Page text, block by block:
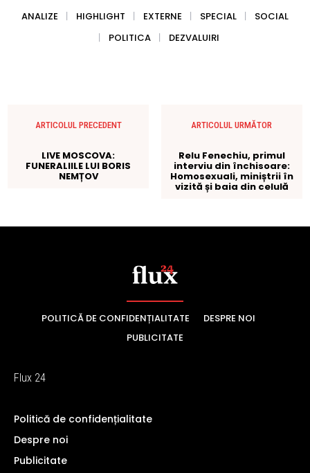
POLITICĂ DE CONFIDENȚIALITATE
DESPRE NOI
PUBLICITATE
Flux 24
Politică de confidențialitate
Despre noi
Publicitate